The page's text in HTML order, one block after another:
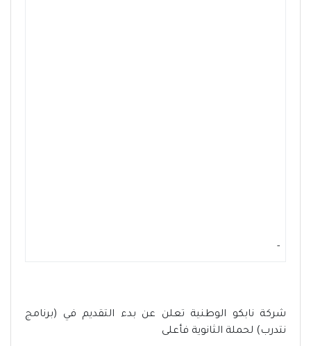
-
شركة نابكو الوطنية تعلن عن بدء التقديم في (برنامج
نتدرب) لحملة الثانوية فأعلى